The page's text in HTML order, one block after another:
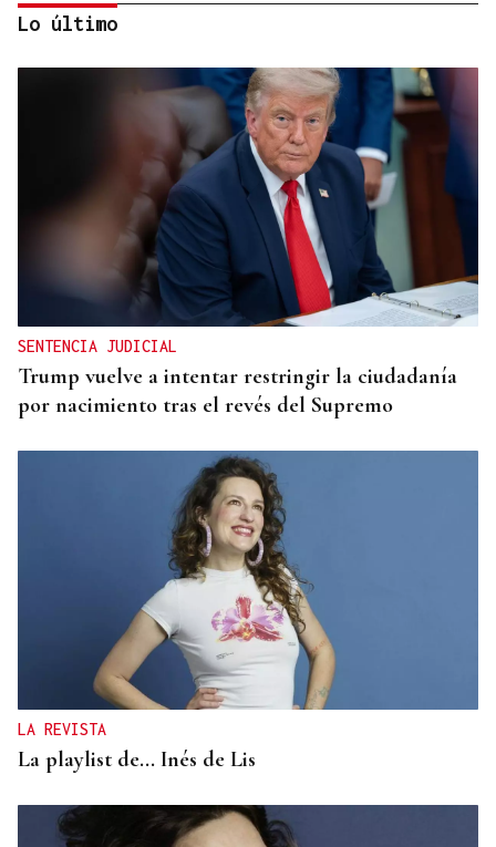
CONATO EXTINGUIDO
Vídeo | Se desata un incendio forestal en una
cantera de Untes
Lo último
SENTENCIA JUDICIAL
Trump vuelve a intentar restringir la ciudadanía
por nacimiento tras el revés del Supremo
LA REVISTA
La playlist de... Inés de Lis